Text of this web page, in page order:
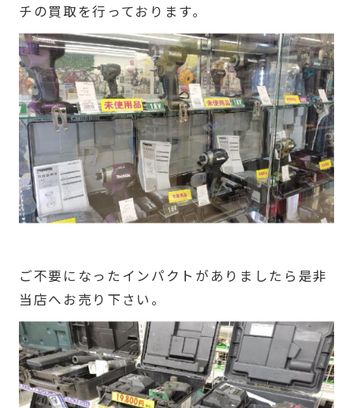
チの買取を行っております。
ご不要になったインパクトがありましたら是非
当店へお売り下さい。